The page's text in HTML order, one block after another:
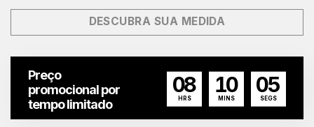
DESCUBRA SUA MEDIDA
Preço
promocional por
tempo limitado
08
HRS
10
MINS
04
SEGS